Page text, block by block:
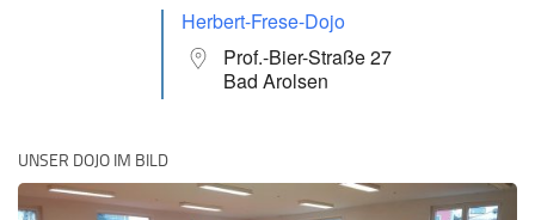
Herbert-Frese-Dojo
Prof.-Bier-Straße 27
Bad Arolsen
UNSER DOJO IM BILD